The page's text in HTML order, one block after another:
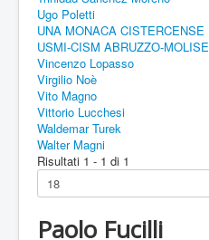
Ugo Poletti
UNA MONACA CISTERCENSE
USMI-CISM ABRUZZO-MOLISE
Vincenzo Lopasso
Virgilio Noè
Vito Magno
Vittorio Lucchesi
Waldemar Turek
Walter Magni
Risultati 1 - 1 di 1
Paolo Fucilli